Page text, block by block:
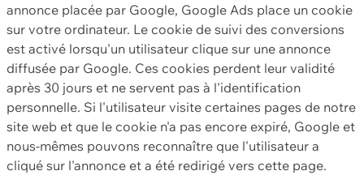
annonce placée par Google, Google Ads place un cookie
sur votre ordinateur. Le cookie de suivi des conversions
est activé lorsqu'un utilisateur clique sur une annonce
diffusée par Google. Ces cookies perdent leur validité
après 30 jours et ne servent pas à l'identification
personnelle. Si l'utilisateur visite certaines pages de notre
site web et que le cookie n'a pas encore expiré, Google et
nous-mêmes pouvons reconnaître que l'utilisateur a
cliqué sur l'annonce et a été redirigé vers cette page.